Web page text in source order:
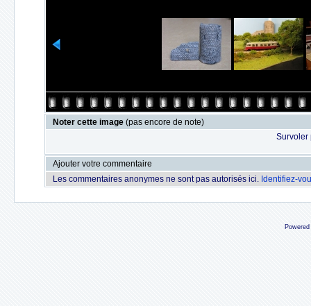
Noter cette image (pas encore de note)
Survoler
Ajouter votre commentaire
Les commentaires anonymes ne sont pas autorisés ici. Identifiez-